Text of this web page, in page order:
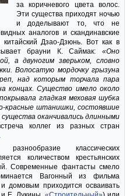
за коричневого цвета волос.
Эти существа приходят ночью
и доделывают то, что не
аналогов и скандинавские
Дзао-Дзюнь. Вот как в
брауни К. Саймак:«Оно
а двуногим зверьком, словно
Волосатую мордочку грызуна
над которым торчала пара
концах. Существо имело около
гладкая меховая шубка
красные штанишки, состоявшие
существа оканчивались длинными
коллег из разных стран
.
классических
количеством крестьянских
Современные фантасты смело
Вагонный из фильма
домовым приходится осваивать